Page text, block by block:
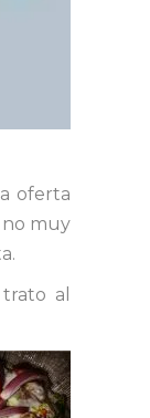
oferta
no muy
al